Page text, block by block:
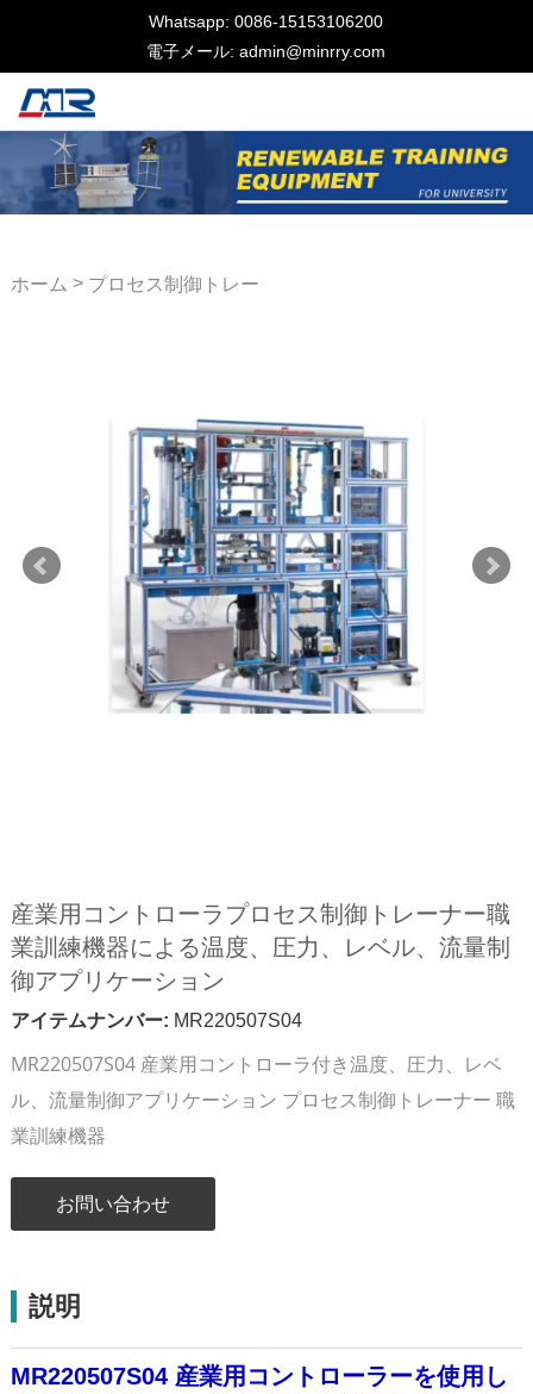
Whatsapp: 0086-15153106200
電子メール: admin@minrry.com
ホーム > プロセス制御トレー
産業用コントローラプロセス制御トレーナー職
業訓練機器による温度、圧力、レベル、流量制
御アプリケーション
アイテムナンバー: MR220507S04
MR220507S04 産業用コントローラ付き温度、圧力、レベ
ル、流量制御アプリケーション プロセス制御トレーナー 職
業訓練機器
お問い合わせ
説明
MR220507S04 産業用コントローラーを使用し